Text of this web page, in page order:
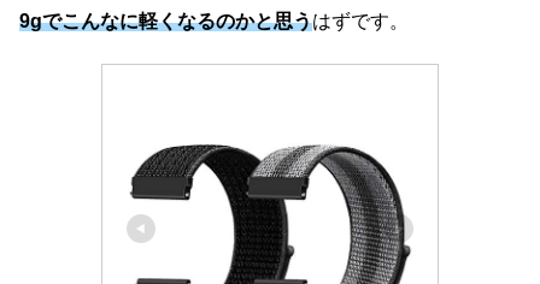
9gでこんなに軽くなるのかと思うはずです。